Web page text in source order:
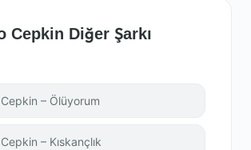
Cepkin Diğer Şarkı
– Ölüyorum
– Kıskançlık